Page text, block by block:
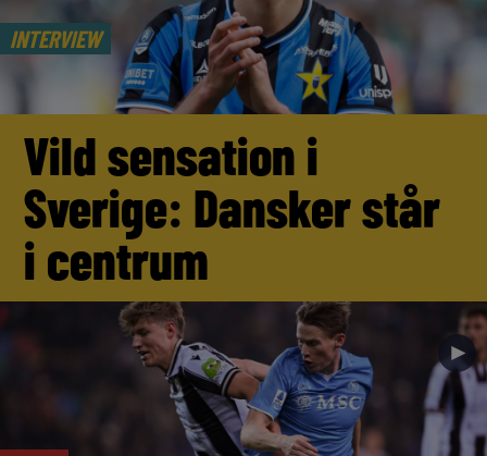
INTERVIEW
Vild sensation i
Sverige: Dansker står
i centrum
►